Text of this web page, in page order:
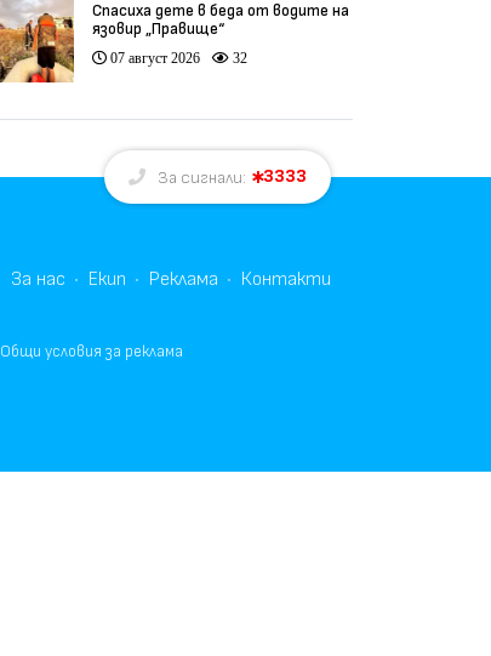
Спасиха дете в беда от водите на
язовир „Правище“
07 август 2026 32
За сигнали: 3333
За нас Екип Реклама Контакти
Общи условия за реклама